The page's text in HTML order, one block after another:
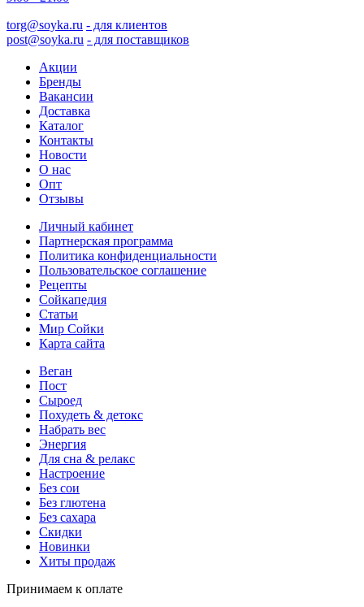
torg@soyka.ru - для клиентов
post@soyka.ru - для поставщиков
Акции
Бренды
Вакансии
Доставка
Каталог
Контакты
Новости
О нас
Опт
Отзывы
Личный кабинет
Партнерская программа
Политика конфиденциальности
Пользовательское соглашение
Рецепты
Сойкапедия
Статьи
Мир Сойки
Карта сайта
Веган
Пост
Сыроед
Похудеть & детокс
Набрать вес
Энергия
Для сна & релакс
Настроение
Без сои
Без глютена
Без сахара
Скидки
Новинки
Хиты продаж
Принимаем к оплате